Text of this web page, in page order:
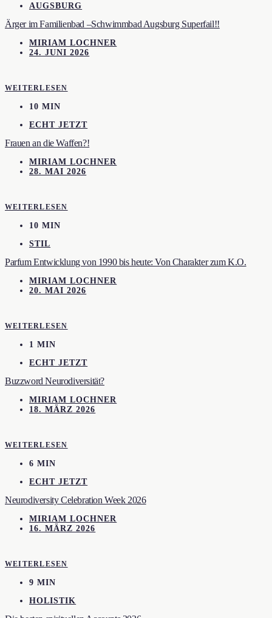
AUGSBURG
Ärger im Familienbad –Schwimmbad Augsburg Superfail!!
MIRIAM LOCHNER
24. JUNI 2026
WEITERLESEN
10 MIN
ECHT JETZT
Frauen an die Waffen?!
MIRIAM LOCHNER
28. MAI 2026
WEITERLESEN
10 MIN
STIL
Parfum Entwicklung von 1990 bis heute: Von Charakter zum K.O.
MIRIAM LOCHNER
20. MAI 2026
WEITERLESEN
1 MIN
ECHT JETZT
Buzzword Neurodiversität?
MIRIAM LOCHNER
18. MÄRZ 2026
WEITERLESEN
6 MIN
ECHT JETZT
Neurodiversity Celebration Week 2026
MIRIAM LOCHNER
16. MÄRZ 2026
WEITERLESEN
9 MIN
HOLISTIK